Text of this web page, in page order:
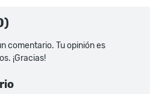
comentario. Tu opinión es
¡Gracias!